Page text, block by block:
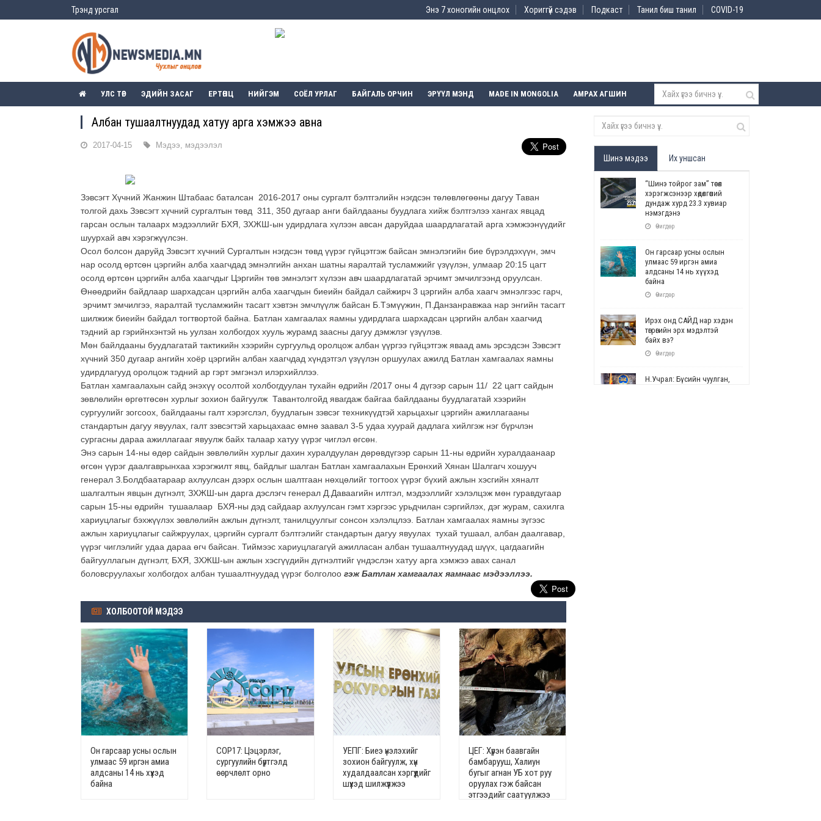
Трэнд урсгал Энэ 7 хоногийн онцлох Хориггүй сэдэв Подкаст Танил биш танил COVID-19
УЛС ТӨР ЭДИЙН ЗАСАГ ЕРТӨНЦ НИЙГЭМ СОЁЛ УРЛАГ БАЙГАЛЬ ОРЧИН ЭРҮҮЛ МЭНД MADE IN MONGOLIA АМРАХ АГШИН
Албан тушаалтнуудад хатуу арга хэмжээ авна
2017-04-15 Мэдээ, мэдээлэл
Зэвсэгт Хүчний Жанжин Штабаас баталсан 2016-2017 оны сургалт бэлтгэлийн нэгдсэн төлөвлөгөөны дагуу Таван
толгой дахь Зэвсэгт хүчний сургалтын төвд 311, 350 дугаар анги байлдааны буудлага хийж бэлтгэлээ хангах явцад
гарсан ослын талаарх мэдээллийг БХЯ, ЗХЖШ-ын удирдлага хүлээн авсан даруйдаа шаардлагатай арга хэмжээнүүдийг
шуурхай авч хэрэгжүүлсэн.
Осол болсон даруйд Зэвсэгт хүчний Сургалтын нэгдсэн төвд үүрэг гүйцэтгэж байсан эмнэлэгийн бие бүрэлдэхүүн, эмч
нар осолд өртсөн цэргийн алба хаагчдад эмнэлгийн анхан шатны яаралтай тусламжийг үзүүлэн, улмаар 20:15 цагт
осолд өртсөн цэргийн алба хаагчдыг Цэргийн төв эмнэлэгт хүлээн авч шаардлагатай эрчимт эмчилгээнд оруулсан.
Өнөөдрийн байдлаар шархадсан цэргийн алба хаагчдын биеийн байдал сайжирч 3 цэргийн алба хаагч эмнэлгээс гарч,
эрчимт эмчилгээ, яаралтай тусламжийн тасагт хэвтэн эмчлүүлж байсан Б.Тэмүүжин, П.Данзанравжаа нар энгийн тасагт
шилжиж биеийн байдал тогтвортой байна. Батлан хамгаалах яамны удирдлага шархадсан цэргийн албан хаагчид
тэдний ар гэрийнхэнтэй нь уулзан холбогдох хууль журамд заасны дагуу дэмжлэг үзүүлэв.
Мөн байлдааны буудлагатай тактикийн хээрийн сургуульд оролцож албан үүргээ гүйцэтгэж яваад амь эрсэдсэн Зэвсэгт
хүчний 350 дугаар ангийн хоёр цэргийн албан хаагчдад хүндэтгэл үзүүлэн оршуулах ажилд Батлан хамгаалах яамны
удирдлагууд оролцож тэдний ар гэрт эмгэнэл илэрхийллээ.
Батлан хамгаалахын сайд энэхүү осолтой холбогдуулан тухайн өдрийн /2017 оны 4 дүгээр сарын 11/ 22 цагт сайдын
зөвлөлийн өргөтгөсөн хурлыг зохион байгуулж Тавантолгойд явагдаж байгаа байлдааны буудлагатай хээрийн
сургуулийг зогсоох, байлдааны галт хэрэгслэл, буудлагын зэвсэг техникүүдтэй харьцахыг цэргийн ажиллагааны
стандартын дагуу явуулах, галт зэвсэгтэй харьцахаас өмнө заавал 3-5 удаа хуурай дадлага хийлгэж нэг бүрчлэн
сургасны дараа ажиллагааг явуулж байх талаар хатуу үүрэг чиглэл өгсөн.
Энэ сарын 14-ны өдөр сайдын зөвлөлийн хурлыг дахин хуралдуулан дөрөвдүгээр сарын 11-ны өдрийн хуралдаанаар
өгсөн үүрэг даалгаврынхаа хэрэгжилт явц, байдлыг шалган Батлан хамгаалахын Ерөнхий Хянан Шалгагч хошууч
генерал З.Болдбаатараар ахлуулсан дээрх ослын шалтгаан нөхцөлийг тогтоох үүрэг бүхий ажлын хэсгийн хяналт
шалгалтын явцын дүгнэлт, ЗХЖШ-ын дарга дэслэгч генерал Д.Даваагийн илтгэл, мэдээллийг хэлэлцэж мөн гуравдугаар
сарын 15-ны өдрийн тушаалаар БХЯ-ны дэд сайдаар ахлуулсан гэмт хэргээс урьдчилан сэргийлэх, дэг журам, сахилга
хариуцлагыг бэхжүүлэх зөвлөлийн ажлын дүгнэлт, танилцуулгыг сонсон хэлэлцлээ. Батлан хамгаалах яамны зүгээс
ажлын хариуцлагыг сайжруулах, цэргийн сургалт бэлтгэлийг стандартын дагуу явуулах тухай тушаал, албан даалгавар,
үүрэг чиглэлийг удаа дараа өгч байсан. Тиймээс хариуцлагагүй ажилласан албан тушаалтнуудад шүүх, цагдаагийн
байгууллагын дүгнэлт, БХЯ, ЗХЖШ-ын ажлын хэсгүүдийн дүгнэлтийг үндэслэн хатуу арга хэмжээ авах санал
боловсруулахыг холбогдох албан тушаалтнуудад үүрэг болголоо гэж Батлан хамгаалах яамнаас мэдээллээ.
ХОЛБООТОЙ МЭДЭЭ
Он гарсаар усны ослын
улмаас 59 иргэн амиа
алдсаны 14 нь хүүхэд
байна
СОР17: Цэцэрлэг,
сургуулийн бүртгэлд
өөрчлөлт орно
УЕПГ: Биеэ үнэлэхийг
зохион байгуулж, хүн
худалдаалсан хэргүүдийг
шүүхэд шилжүүлжээ
ЦЕГ: Хүрэн баавгайн
бамбарууш, Халиун
бугыг агнан УБ хот руу
оруулах гэж байсан
этгээдийг саатуулжээ
Шинэ мэдээ Их уншсан
“Шинэ тойрог зам” төсөл
хэрэгжсэнээр хөдөлгөөний
дундаж хурд 23.3 хувиар
нэмэгдэнэ
Өчигдөр
Он гарсаар усны ослын
улмаас 59 иргэн амиа
алдсаны 14 нь хүүхэд
байна
Өчигдөр
Ирэх онд САЙД нар хэдэн
төгрөгийн эрх мэдэлтэй
байх вэ?
Өчигдөр
Н.Учрал: Бүсийн чуулган,